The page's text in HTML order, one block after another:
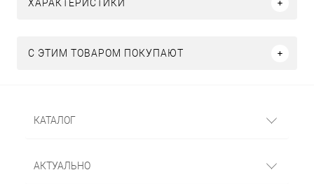
ХАРАКТЕРИСТИКИ
С ЭТИМ ТОВАРОМ ПОКУПАЮТ
КАТАЛОГ
АКТУАЛЬНО